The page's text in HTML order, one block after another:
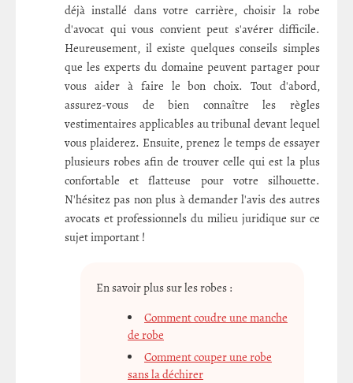
déjà installé dans votre carrière, choisir la robe
d'avocat qui vous convient peut s'avérer difficile.
Heureusement, il existe quelques conseils simples
que les experts du domaine peuvent partager pour
vous aider à faire le bon choix. Tout d'abord,
assurez-vous de bien connaître les règles
vestimentaires applicables au tribunal devant lequel
vous plaiderez. Ensuite, prenez le temps de essayer
plusieurs robes afin de trouver celle qui est la plus
confortable et flatteuse pour votre silhouette.
N'hésitez pas non plus à demander l'avis des autres
avocats et professionnels du milieu juridique sur ce
sujet important !
En savoir plus sur les robes :
Comment coudre une manche
de robe
Comment couper une robe
sans la déchirer